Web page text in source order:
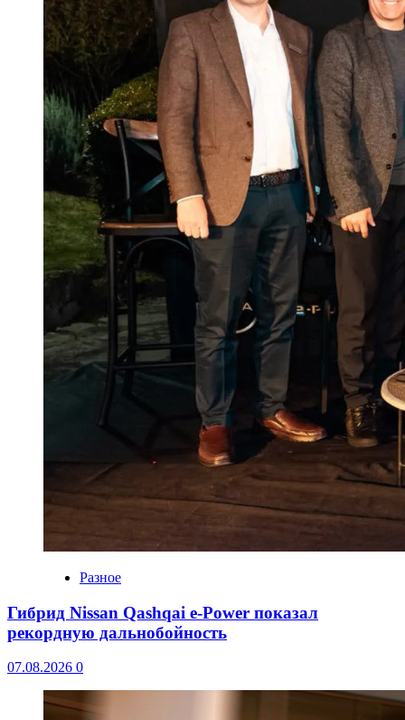
Разное
Гибрид Nissan Qashqai e-Power показал
рекордную дальнобойность
07.08.2026 0